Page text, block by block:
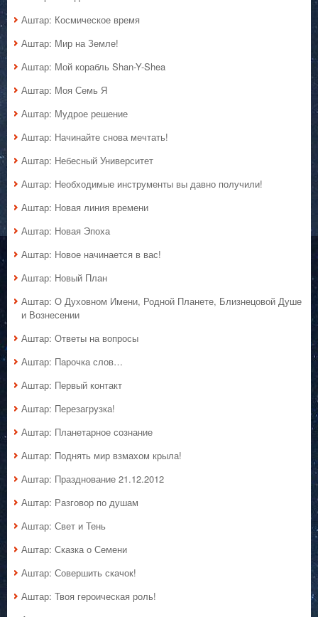
Аштар: Космическое время
Аштар: Мир на Земле!
Аштар: Мой корабль Shan-Y-Shea
Аштар: Моя Семь Я
Аштар: Мудрое решение
Аштар: Начинайте снова мечтать!
Аштар: Небесный Университет
Аштар: Необходимые инструменты вы давно получили!
Аштар: Новая линия времени
Аштар: Новая Эпоха
Аштар: Новое начинается в вас!
Аштар: Новый План
Аштар: О Духовном Имени, Родной Планете, Близнецовой Душе
и Вознесении
Аштар: Ответы на вопросы
Аштар: Парочка слов…
Аштар: Первый контакт
Аштар: Перезагрузка!
Аштар: Планетарное сознание
Аштар: Поднять мир взмахом крыла!
Аштар: Празднование 21.12.2012
Аштар: Разговор по душам
Аштар: Свет и Тень
Аштар: Сказка о Семени
Аштар: Совершить скачок!
Аштар: Твоя героическая роль!